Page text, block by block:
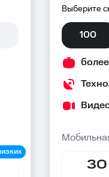
Выберите
100
30